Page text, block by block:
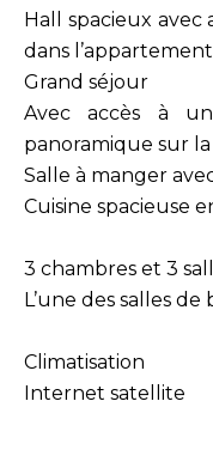
Hall spacieux
dans l’appartement
Grand séjour
Avec accès à
panoramique sur
Salle à manger
Cuisine spacieuse
3 chambres et 3
L’une des salles
Climatisation
Internet satellite